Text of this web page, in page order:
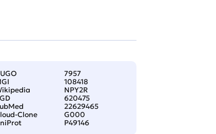
7957
108418
NPY2R
620475
22629465
Clone
G000
P49146